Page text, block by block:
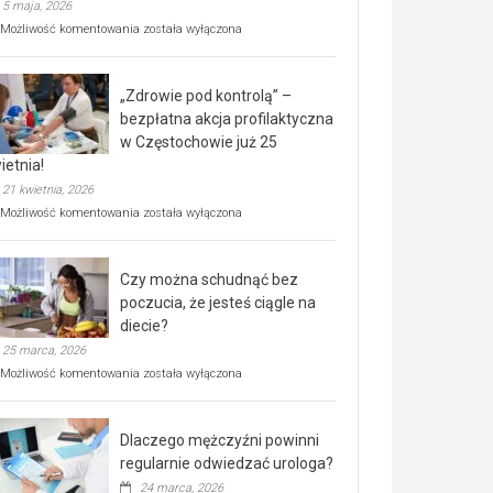
5 maja, 2026
Możliwość komentowania Rusza
rehabilitacji
dla
seniorów!
została wyłączona
„Zdrowie pod kontrolą” –
bezpłatna akcja profilaktyczna
w Częstochowie już 25
21 kwietnia, 2026
Możliwość komentowania „Zdrowie
bezpłatna
akcja
profilaktyczna
w
już
kwietnia!
została wyłączona
Czy można schudnąć bez
poczucia, że jesteś ciągle na
diecie?
25 marca, 2026
Możliwość komentowania Czy
poczucia,
że
została wyłączona
Dlaczego mężczyźni powinni
regularnie odwiedzać urologa?
24 marca, 2026